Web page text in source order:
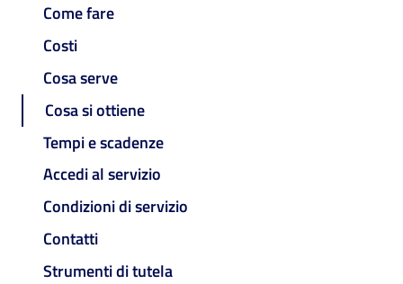
Come fare
Costi
Cosa serve
Cosa si ottiene
Tempi e scadenze
Accedi al servizio
Condizioni di servizio
Contatti
Strumenti di tutela